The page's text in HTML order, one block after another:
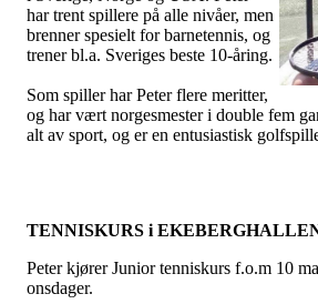
har trent spillere på alle nivåer, men
brenner spesielt for barnetennis, og
trener bl.a. Sveriges beste 10-åring.
Som spiller har Peter flere meritter,
og har vært norgesmester i double fem
alt av sport, og er en entusiastisk
TENNISKURS i
Peter kjører Junior tenniskurs f.o.m 10
onsdager.